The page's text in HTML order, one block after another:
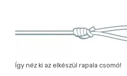
Így néz ki az elkészül rapala csomó!